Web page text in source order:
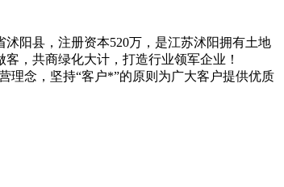
沭阳县，注册资本520万，是江苏沭阳拥有土地
，共商绿化大计，打造行业领军企业！
念，坚持“客户*”的原则为广大客户提供优质